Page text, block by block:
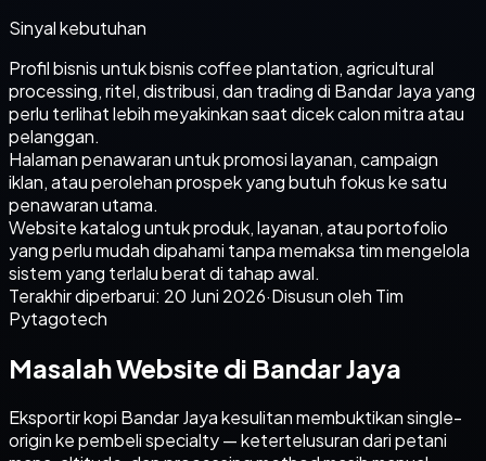
Sinyal kebutuhan
Profil bisnis untuk bisnis coffee plantation, agricultural
processing, ritel, distribusi, dan trading di Bandar Jaya yang
perlu terlihat lebih meyakinkan saat dicek calon mitra atau
pelanggan.
Halaman penawaran untuk promosi layanan, campaign
iklan, atau perolehan prospek yang butuh fokus ke satu
penawaran utama.
Website katalog untuk produk, layanan, atau portofolio
yang perlu mudah dipahami tanpa memaksa tim mengelola
sistem yang terlalu berat di tahap awal.
Terakhir diperbarui: 20 Juni 2026·Disusun oleh Tim
Pytagotech
Masalah Website di Bandar Jaya
Eksportir kopi Bandar Jaya kesulitan membuktikan single-
origin ke pembeli specialty — ketertelusuran dari petani